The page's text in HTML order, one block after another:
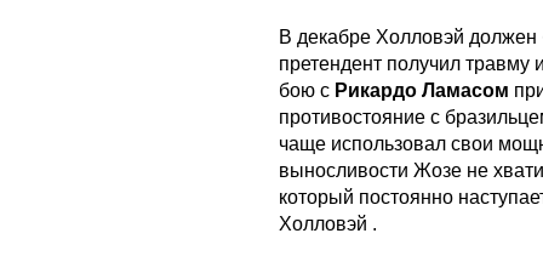
В декабре Холловэй должен
претендент получил травму
бою с Рикардо Ламасом
противостояние с
чаще использовал свои
выносливости Жозе не
который постоянно
Холловэй .